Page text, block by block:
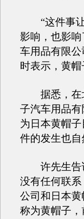
“这件事让
影响，也影
车用品有限
时表示，黄
据悉，在北
子汽车用品
为日本黄帽
件的发生也自
许先生告诉
没有任何联
公司和日本
称为黄帽子